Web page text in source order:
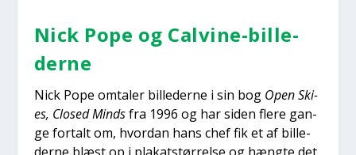
Nick Pope og Cal­vi­ne-bil­le­
der­ne
Nick Pope omta­ler bil­le­der­ne i sin bog Open Ski­
es, Clo­sed Mindsfra 1996 og har siden fle­re gan­
ge for­talt om, hvor­dan hans chef fik et af bil­le­
der­ne blæst op i pla­kat­stør­rel­se og hæng­te det